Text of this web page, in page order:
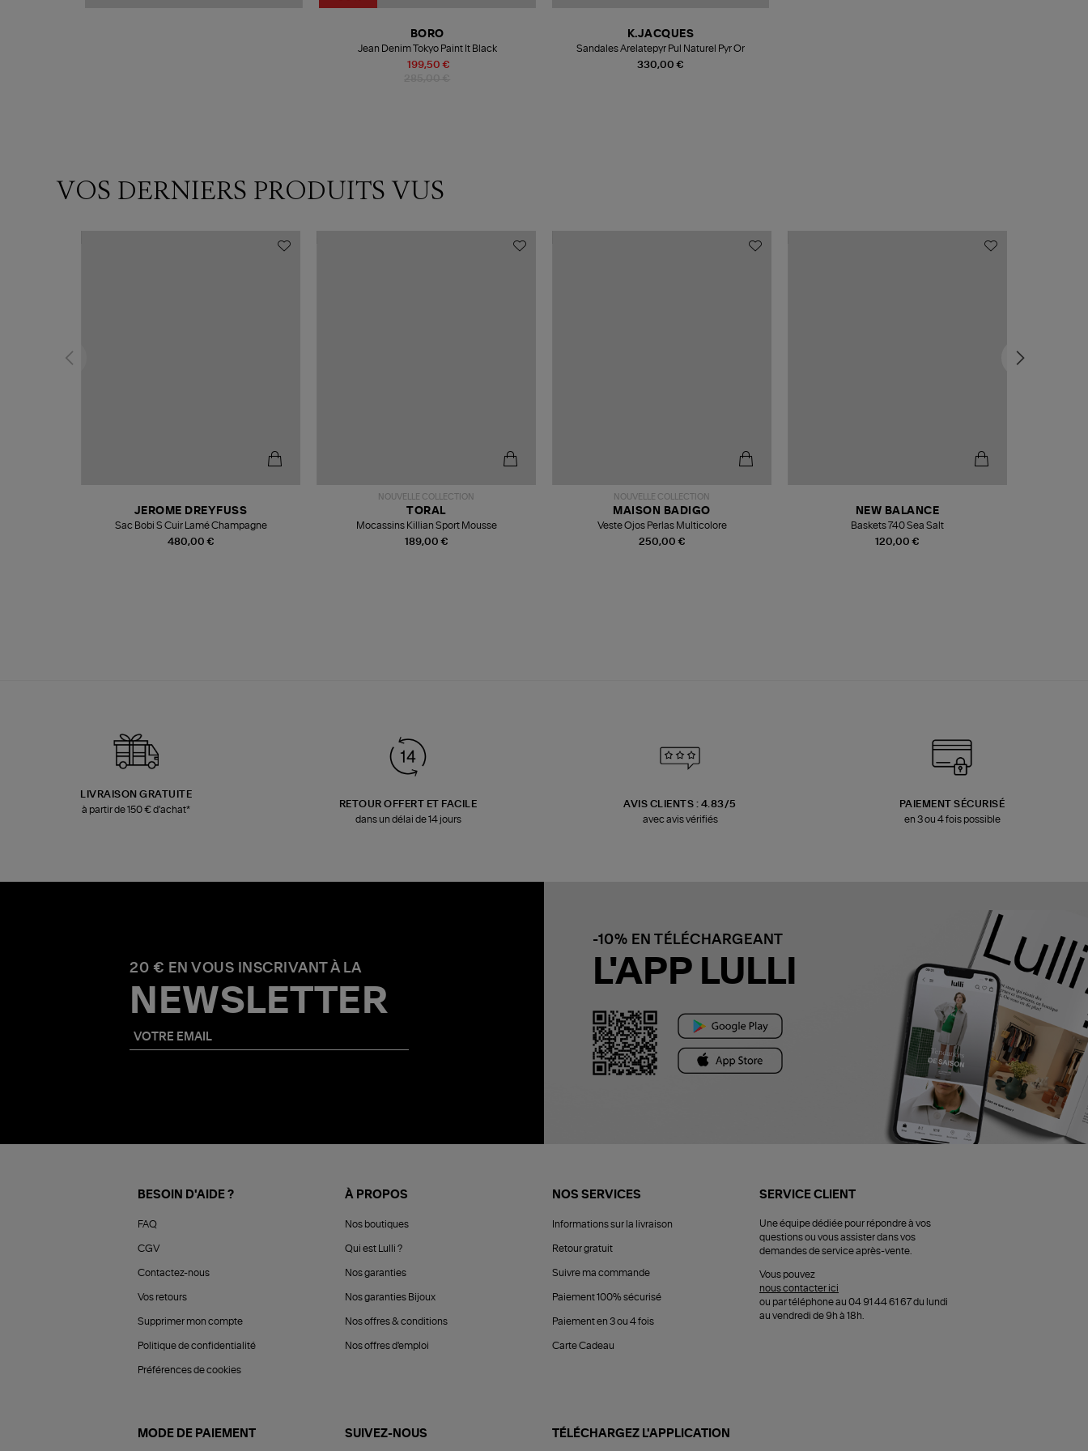
199,50 €
BORO
Jean Denim Tokyo Paint It Black
330,00 €
K.JACQUES
Sandales Arelatepyr Pul Naturel Pyr Or
VOS DERNIERS PRODUITS VUS
480,00 €
JEROME DREYFUSS
Sac Bobi S Cuir Lamé Champagne
NOUVELLE COLLECTION
189,00 €
TORAL
Mocassins Killian Sport Mousse
NOUVELLE COLLECTION
250,00 €
MAISON BADIGO
Veste Ojos Perlas Multicolore
120,00 €
NEW BALANCE
Baskets 740 Sea Salt
LIVRAISON GRATUITE
à partir de 150 € d'achat*
RETOUR OFFERT ET FACILE
dans un délai de 14 jours
AVIS CLIENTS : 4.83/5
avec avis vérifiés
PAIEMENT SÉCURISÉ
en 3 ou 4 fois possible
20 € EN VOUS INSCRIVANT À LA
NEWSLETTER
-10% EN TÉLÉCHARGEANT
L'APP LULLI
BESOIN D'AIDE ?
FAQ
CGV
Contactez-nous
Vos retours
Supprimer mon compte
Politique de confidentialité
Préférences de cookies
À PROPOS
Nos boutiques
Qui est Lulli ?
Nos garanties
Nos garanties Bijoux
Nos offres & conditions
Nos offres d'emploi
NOS SERVICES
Informations sur la livraison
Retour gratuit
Suivre ma commande
Paiement 100% sécurisé
Paiement en 3 ou 4 fois
Carte Cadeau
SERVICE CLIENT
Une équipe dédiée pour répondre à vos
questions ou vous assister dans vos
demandes de service après-vente.
Vous pouvez
nous contacter ici
ou par téléphone au 04 91 44 61 67 du lundi
au vendredi de 9h à 18h.
MODE DE PAIEMENT SUIVEZ-NOUS TÉLÉCHARGEZ L'APPLICATION